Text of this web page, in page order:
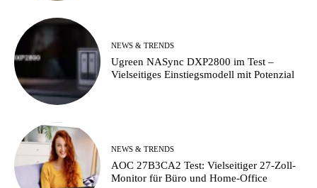
NEWS & TRENDS
Ugreen NASync DXP2800 im Test –
Vielseitiges Einstiegsmodell mit Potenzial
NEWS & TRENDS
AOC 27B3CA2 Test: Vielseitiger 27-Zoll-
Monitor für Büro und Home-Office